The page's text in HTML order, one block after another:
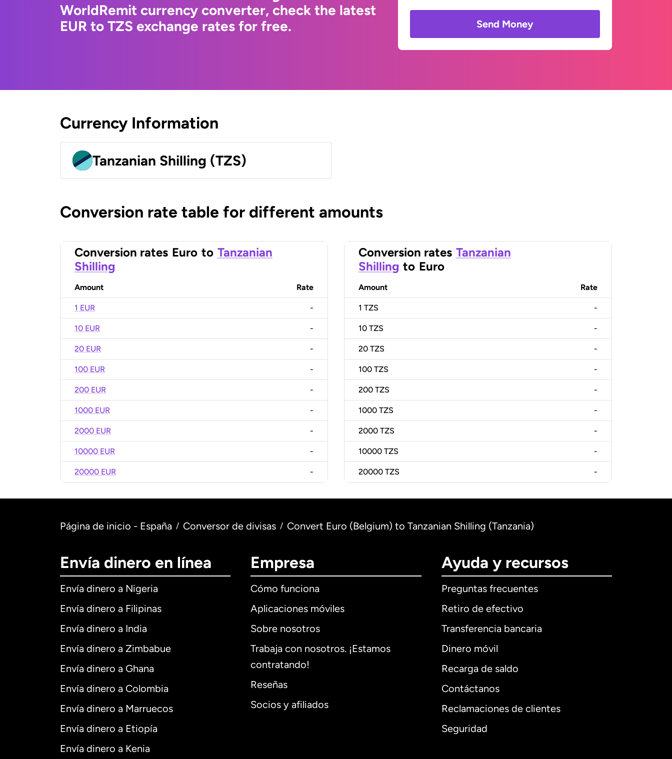
WorldRemit currency converter, check the latest
EUR to TZS exchange rates for free.
Send Money
Currency Information
Tanzanian Shilling (TZS)
Conversion rate table for different amounts
Conversion rates Euro to Tanzanian
Shilling
Amount Rate
1 EUR -
10 EUR -
20 EUR -
100 EUR -
200 EUR -
1000 EUR -
2000 EUR -
10000 EUR -
20000 EUR -
Conversion rates Tanzanian
Shilling to Euro
Amount Rate
1 TZS -
10 TZS -
20 TZS -
100 TZS -
200 TZS -
1000 TZS -
2000 TZS -
10000 TZS -
20000 TZS -
Página de inicio - España / Conversor de divisas / Convert Euro (Belgium) to Tanzanian Shilling (Tanzania)
Envía dinero en línea
Envía dinero a Nigeria
Envía dinero a Filipinas
Envía dinero a India
Envía dinero a Zimbabue
Envía dinero a Ghana
Envía dinero a Colombia
Envía dinero a Marruecos
Envía dinero a Etiopía
Envía dinero a Kenia
Empresa
Cómo funciona
Aplicaciones móviles
Sobre nosotros
Trabaja con nosotros. ¡Estamos
contratando!
Reseñas
Socios y afiliados
Ayuda y recursos
Preguntas frecuentes
Retiro de efectivo
Transferencia bancaria
Dinero móvil
Recarga de saldo
Contáctanos
Reclamaciones de clientes
Seguridad